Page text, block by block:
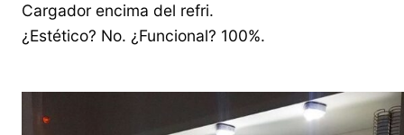
Cargador encima del refri.
¿Estético? No. ¿Funcional? 100%.